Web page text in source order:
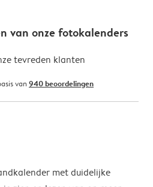
van onze fotokalenders
tevreden klanten
van 940 beoordelingen
met duidelijke